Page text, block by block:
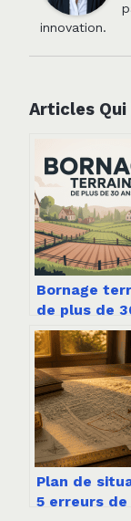
innovation.
Articles Qui
Bornage
de plus de
: droits,
et solutions
Plan de
5 erreurs de